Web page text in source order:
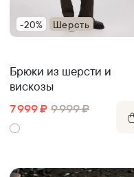
-20% Шерсть
Брюки из шерсти и
вискозы
7 999 ₽ 9 999 ₽